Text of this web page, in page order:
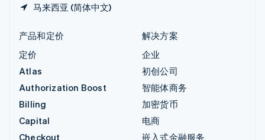
马来西亚 (简体中文)
产品和定价
定价
Atlas
Authorization Boost
Billing
Capital
Checkout
解决方案
企业
初创公司
智能体商务
加密货币
电商
嵌入式金融服务